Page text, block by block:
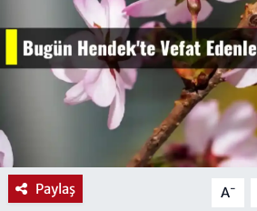
Paylaş A-